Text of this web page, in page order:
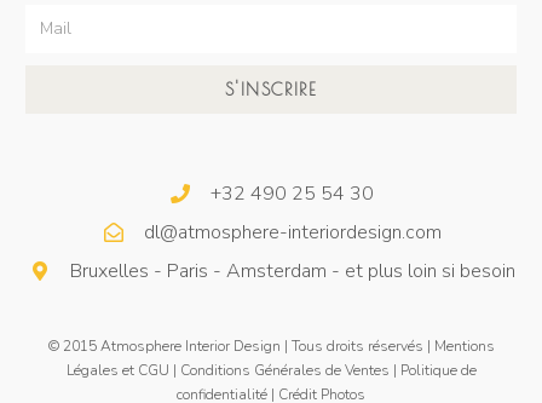
S'INSCRIRE
+32 490 25 54 30
dl@atmosphere-interiordesign.com
Bruxelles - Paris - Amsterdam - et plus loin si besoin
© 2015 Atmosphere Interior Design | Tous droits réservés | Mentions
Légales et CGU | Conditions Générales de Ventes | Politique de
confidentialité | Crédit Photos